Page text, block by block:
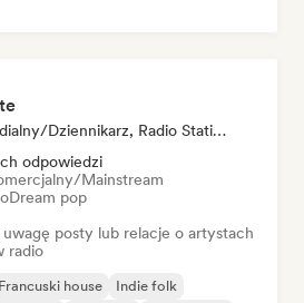
Serwis Medialny/Dziennikarz, Radio Station, Influencer W Mediach Społecznościowych
odpowiedzi
Mainstream
Dream pop
posty lub relacje o artystach
radio
Francuski house
Indie folk